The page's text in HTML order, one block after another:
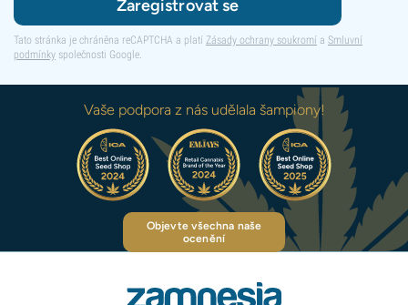
Zaregistrovat se
Tato stránka je chráněna reCAPTCHA a platí Zásady ochrany soukromí a Smluvní
podmínky společnosti Google.
Vaše podpora z nás udělala šampiony!
Objevte všechna naše
ocenění